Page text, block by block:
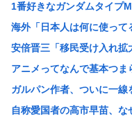
【悲報】「抱かれたくない
用意した朝食を息子が食べ
K-POPアイドルの約半数
大阪・新御堂筋の鋼管せ
【悲報】ちいかわ60億円
【悲報】少子化担当大臣
1番好きなガンダムタイプ
海外「日本人は何に使っ
安倍晋三「移民受け入れ
アニメってなんで基本つま
ガルパン作者、ついに一線
自称愛国者の高市早苗、